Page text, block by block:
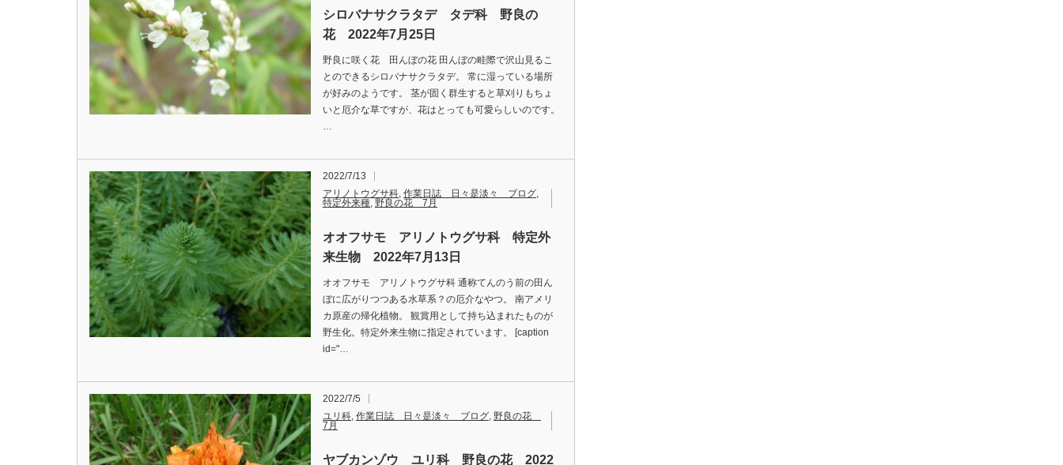
シロバナサクラタデ タデ科 野良の
花 2022年7月25日
野良に咲く花 田んぼの花 田んぼの畦際で沢山見るこ
とのできるシロバナサクラタデ。 常に湿っている場所
が好みのようです。 茎が固く群生すると草刈りもちょ
いと厄介な草ですが、花はとっても可愛らしいのです。
…
2022/7/13
アリノトウグサ科, 作業日誌 日々是淡々 ブログ,
特定外来種, 野良の花 7月
オオフサモ アリノトウグサ科 特定外
来生物 2022年7月13日
オオフサモ アリノトウグサ科 通称てんのう前の田ん
ぼに広がりつつある水草系？の厄介なやつ。 南アメリ
カ原産の帰化植物。 観賞用として持ち込まれたものが
野生化。特定外来生物に指定されています。 [caption
id="…
2022/7/5
ユリ科, 作業日誌 日々是淡々 ブログ, 野良の花
7月
ヤブカンゾウ ユリ科 野良の花 2022